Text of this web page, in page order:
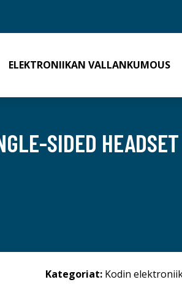
ELEKTRONIIKAN VALLANKUMOUS
SIDED
Kategoriat: Kodin